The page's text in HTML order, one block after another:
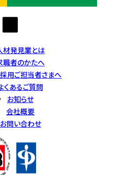
材発見業とは
職者のかたへ
用ご担当者さまへ
くあるご質問
お知らせ
会社概要
お問い合わせ